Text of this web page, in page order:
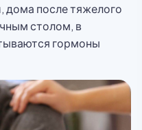
дома после тяжелого
столом, в
гормоны